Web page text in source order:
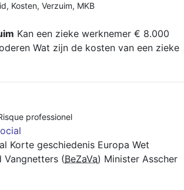
, Kosten, Verzuim, MKB
Kan een zieke werknemer € 8.000
Wat zijn de kosten van een zieke
professionel
Korte geschiedenis Europa Wet
Vangnetters (BeZaVa) Minister Asscher